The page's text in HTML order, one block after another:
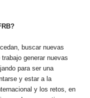
buscar nuevas
generar nuevas
para ser una
y estar a la
y los retos, en